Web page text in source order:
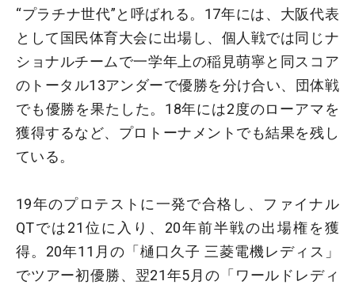
“プラチナ世代”と呼ばれる。17年には、大阪代表
として国民体育大会に出場し、個人戦では同じナ
ショナルチームで一学年上の稲見萌寧と同スコア
のトータル13アンダーで優勝を分け合い、団体戦
でも優勝を果たした。18年には2度のローアマを
獲得するなど、プロトーナメントでも結果を残し
ている。
19年のプロテストに一発で合格し、ファイナル
QTでは21位に入り、20年前半戦の出場権を獲
得。20年11月の「樋口久子 三菱電機レディス」
でツアー初優勝、翌21年5月の「ワールドレディ